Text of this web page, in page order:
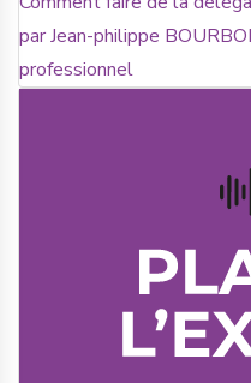
par Jean-philippe
professionnel